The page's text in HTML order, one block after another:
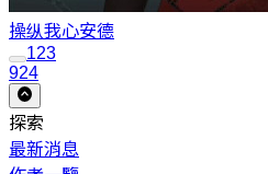
操纵我心安德
123
924
探索
最新消息